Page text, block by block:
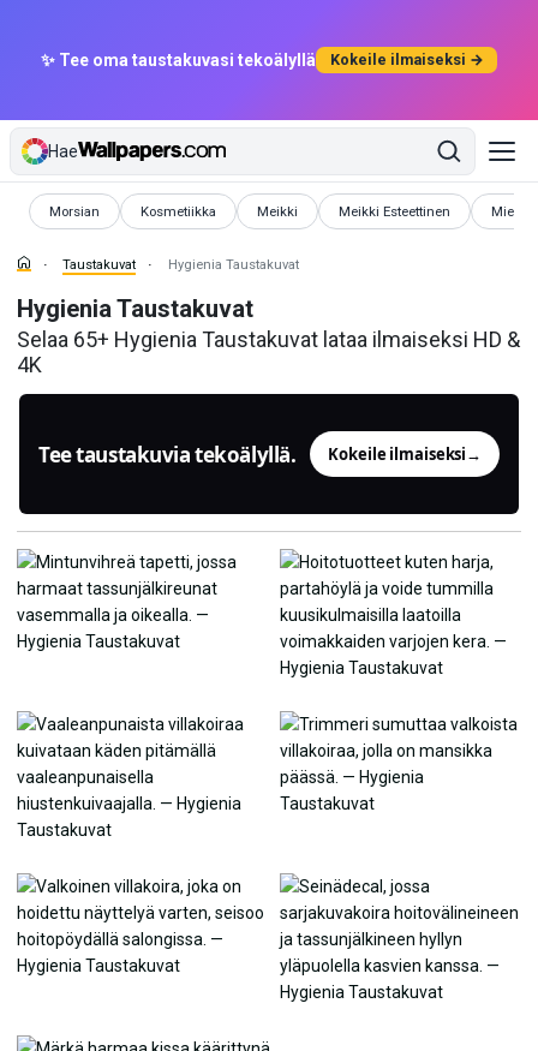
✨ Tee oma taustakuvasi tekoälyllä Kokeile ilmaiseksi →
Hae
Morsian
Taustakuvat Kosmetiikka
Taustakuvat Meikki
Taustakuvat Meikki Esteettinen
Taustakuvat
Taustakuvat Hygienia Taustakuvat
Hygienia Taustakuvat
Selaa 65+ Hygienia Taustakuvat lataa ilmaiseksi HD &
4K
Tee taustakuvia tekoälyllä. Kokeile ilmaiseksi→